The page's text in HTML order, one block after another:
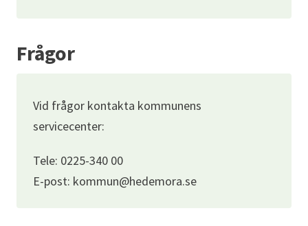
Frågor
Vid frågor kontakta kommunens
servicecenter:
Tele: 0225-340 00
E-post: kommun@hedemora.se